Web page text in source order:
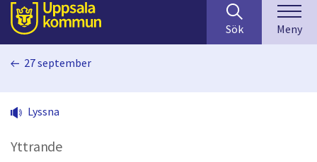
Till sidans
huvudinnehåll
efter
innehåll
på
Sök Meny
27 september
Lyssna
Yttrande